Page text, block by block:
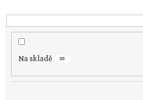
í
p
rNa skladě 23